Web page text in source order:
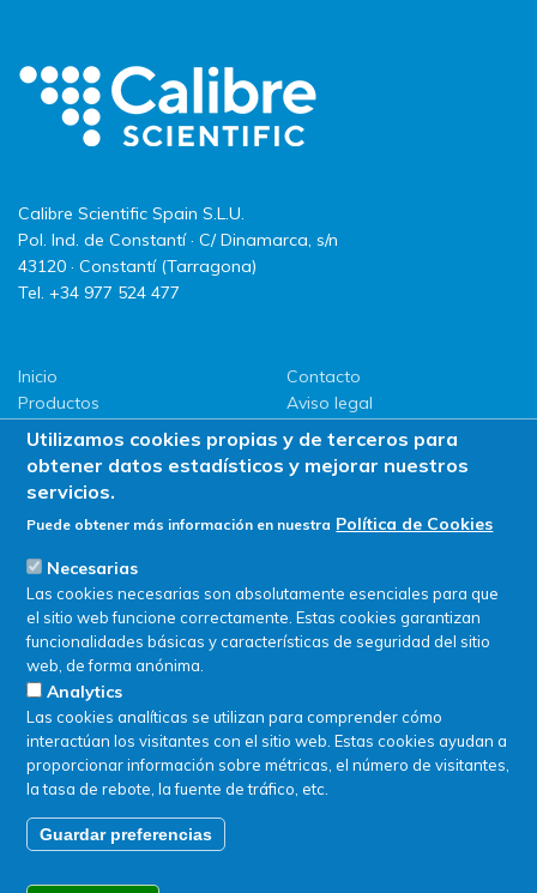
Calibre Scientific Spain S.L.U.
Pol. Ind. de Constantí · C/ Dinamarca, s/n
43120 · Constantí (Tarragona)
Tel. +34 977 524 477
Inicio
Productos
LLG
Promociones
ServiSAT
Contacto
Aviso legal
Política de privacidad
Política de Cookies
© SERVIQUIMIA S.L.U. - Todos los derechos reservados
Utilizamos cookies propias y de terceros para
obtener datos estadísticos y mejorar nuestros
servicios.
Puede obtener más información en nuestra Política de Cookies
Necesarias
Las cookies necesarias son absolutamente esenciales para que
el sitio web funcione correctamente. Estas cookies garantizan
funcionalidades básicas y características de seguridad del sitio
web, de forma anónima.
Analytics
Las cookies analíticas se utilizan para comprender cómo
interactúan los visitantes con el sitio web. Estas cookies ayudan a
proporcionar información sobre métricas, el número de visitantes,
la tasa de rebote, la fuente de tráfico, etc.
Guardar preferencias